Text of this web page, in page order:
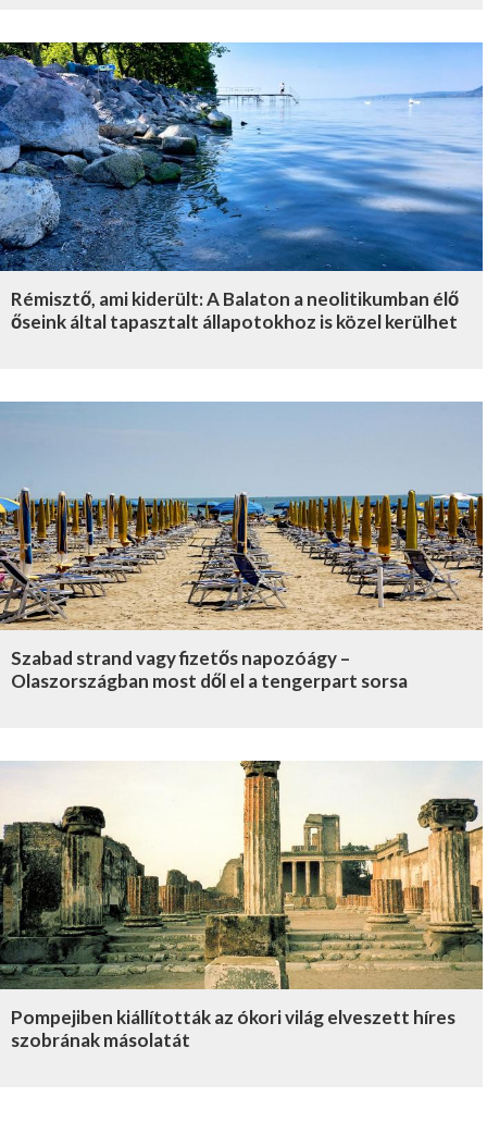
Rémisztő, ami kiderült: A Balaton a neolitikumban élő
őseink által tapasztalt állapotokhoz is közel kerülhet
Szabad strand vagy fizetős napozóágy –
Olaszországban most dől el a tengerpart sorsa
Pompejiben kiállították az ókori világ elveszett híres
szobrának másolatát